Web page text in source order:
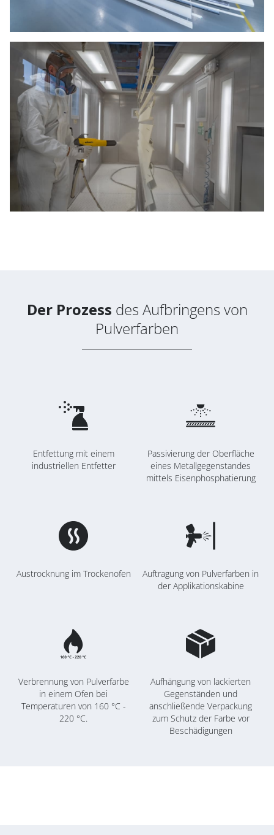
ÜBER UNS
ZUM HERUNTERLADEN
FOTOGALLERIE
KONTAKT
BLECHBEARBEITUNG
Der Prozess des Aufbringens von
Pulverfarben
Entfettung mit einem
industriellen Entfetter
Passivierung der Oberfläche
eines Metallgegenstandes
mittels Eisenphosphatierung
Austrocknung im Trockenofen
Auftragung von Pulverfarben in
der Applikationskabine
Verbrennung von Pulverfarbe
in einem Ofen bei
Temperaturen von 160 °C -
220 °C.
Aufhängung von lackierten
Gegenständen und
anschließende Verpackung
zum Schutz der Farbe vor
Beschädigungen
Abonnieren Sie den
AVAPS-Newsletter
E-mail *
Vorname
Nachname
* Pflichtfeld